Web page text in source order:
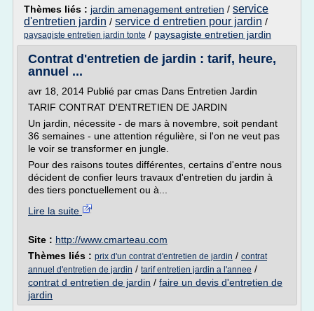
Thèmes liés : jardin amenagement entretien / service
d'entretien jardin / service d entretien pour jardin /
paysagiste entretien jardin tonte / paysagiste entretien jardin
Contrat d'entretien de jardin : tarif, heure,
annuel ...
avr 18, 2014 Publié par cmas Dans Entretien Jardin
TARIF CONTRAT D'ENTRETIEN DE JARDIN
Un jardin, nécessite - de mars à novembre, soit pendant
36 semaines - une attention régulière, si l'on ne veut pas
le voir se transformer en jungle.
Pour des raisons toutes différentes, certains d'entre nous
décident de confier leurs travaux d'entretien du jardin à
des tiers ponctuellement ou à...
Lire la suite
Site : http://www.cmarteau.com
Thèmes liés : prix d'un contrat d'entretien de jardin / contrat
annuel d'entretien de jardin / tarif entretien jardin a l'annee /
contrat d entretien de jardin / faire un devis d'entretien de
jardin